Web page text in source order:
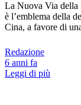
La Nuova Via della
è l’emblema della
Cina, a favore di
Redazione
6 anni fa
Leggi di più